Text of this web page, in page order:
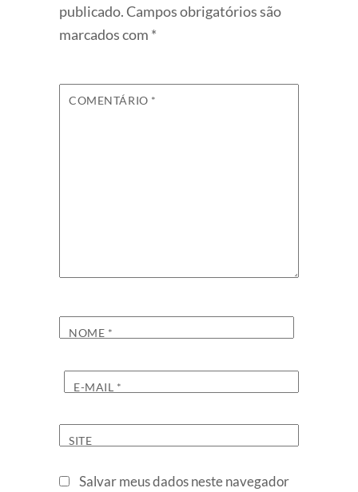
publicado.Campos obrigatórios são
marcados com *
COMENTÁRIO *
NOME *
E-MAIL *
SITE
Salvar meus dados neste navegador